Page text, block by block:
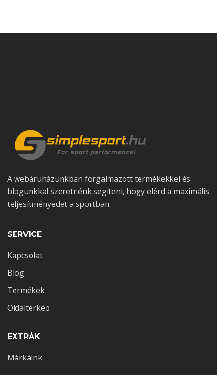
A webáruházunkban forgalmazott termékekkel és
blogunkkal szeretnénk segíteni, hogy elérd a maximális
teljesítményedet a sportban.
SERVICE
Kapcsolat
Blog
Termékek
Oldaltérkép
EXTRÁK
Márkáink